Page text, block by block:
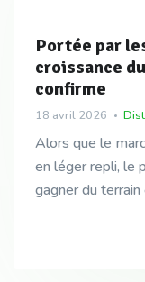
Portée par
croissance
confirme
18 avril 2026
Alors que le
en léger repli, le
gagner du